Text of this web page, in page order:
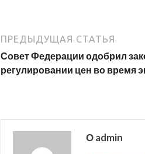
ПРЕДЫДУЩАЯ СТАТЬЯ
Совет Федерации одобрил
регулировании цен во время
О admin